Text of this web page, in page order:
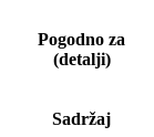
Pogodno za
(detalji)
Sadržaj